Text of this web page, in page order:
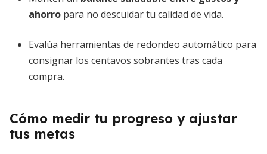
ahorro para no descuidar tu calidad de vida.
Evalúa herramientas de redondeo automático para
consignar los centavos sobrantes tras cada
compra.
Cómo medir tu progreso y ajustar
tus metas